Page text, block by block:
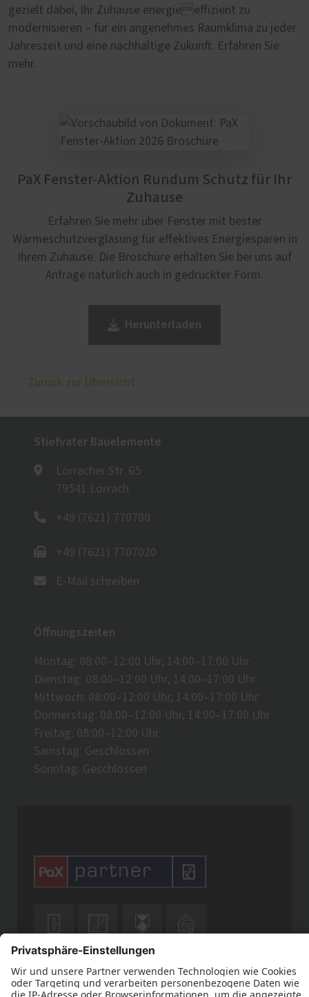
gezielt dabei, Ihr Zuhause energieeffizient zu
modernisieren – für ein angenehmes Raumklima zu jeder
Jahreszeit und eine nachhaltige Zukunft. Erfahren Sie
mehr.
PaX Fenster-Aktion Rundum Schutz für Ihr
Zuhause
Erfahren Sie mehr über Fenster mit bester
Wärmeschutzverglasung für effektives Energiesparen in
Ihrem Zuhause. Die Broschüre erhalten Sie bei uns auf
Anfrage natürlich auch in gedruckter Form.
Herunterladen
Zurück zur Übersicht
Stiefvater Bauelemente
Lörracher Str. 65
79541 Lörrach
+49 (7621) 770700
+49 (7621) 7707020
E-Mail schreiben
Öffnungszeiten
Montag: 08:00–12:00 Uhr, 14:00–17:00 Uhr
Dienstag: 08:00–12:00 Uhr, 14:00–17:00 Uhr
Mittwoch: 08:00–12:00 Uhr, 14:00–17:00 Uhr
Donnerstag: 08:00–12:00 Uhr, 14:00–17:00 Uhr
Freitag: 08:00–12:00 Uhr
Samstag: Geschlossen
Sonntag: Geschlossen
  
   